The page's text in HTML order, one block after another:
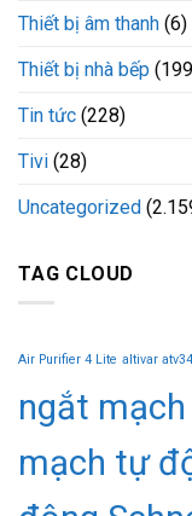
Thiết bị âm thanh (6)
Thiết bị nhà bếp
Tin tức (228)
Tivi (28)
Uncategorized
TAG CLOUD
Air Purifier 4 Lite altivar
ngắt
mạch tự